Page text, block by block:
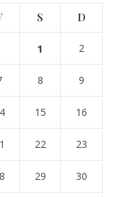
S D
1 2
8 9
15 16
22 23
29 30